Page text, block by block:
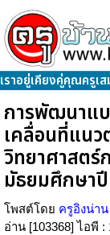
เราอยู่เคียงคู่คุณครูเ
การพัฒนาแ
เคลื่อนที่แนว
วิทยาศาสตร์
มัธยมศึกษา
โพสต์โดย ครูอิงน่าน
อ่าน [103368] ไอพี :